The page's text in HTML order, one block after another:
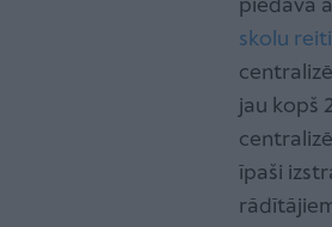
piedāvā
skolu
jau kopš
īpaši